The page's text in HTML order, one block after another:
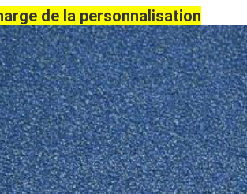
de la personnalisation